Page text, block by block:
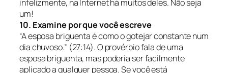
infelizmente, na Internet há muitos deles. Não seja
um!
10. Examine por que você escreve
“A esposa briguenta é como o gotejar constante num
dia chuvoso.” (27:14).O provérbio fala de uma
esposa briguenta, mas poderia ser facilmente
aplicado a qualquer pessoa. Se você está